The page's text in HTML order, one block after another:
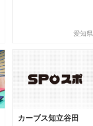
愛知県
カーブス知立谷田